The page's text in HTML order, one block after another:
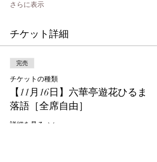
さらに表示
チケット詳細
完売
チケットの種類
【11月16日】六華亭遊花ひるま
落語［全席自由］
詳細を見る